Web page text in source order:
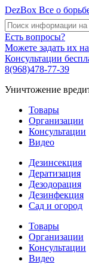
DezBox Все о
Есть вопросы?
Можете задать их
Консультации
8(968)478-77-39
Уничтожение
Товары
Организации
Консультации
Видео
Дезинсекция
Дератизация
Дезодорация
Дезинфекция
Сад и огород
Товары
Организации
Консультации
Видео